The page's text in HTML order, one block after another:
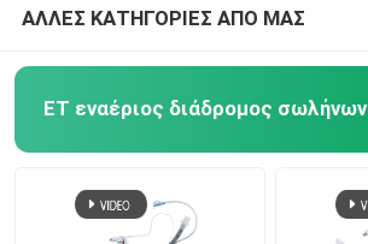
ΑΛΛΕΣ ΚΑΤΗΓΟΡΙΕΣ ΑΠΟ ΜΑΣ
ET εναέριος διάδρομος σωλήνων